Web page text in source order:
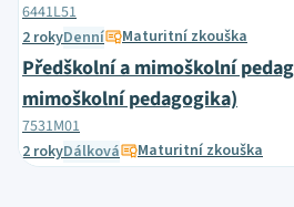
6441L51
2 rokyDenní Maturitní zkouška
Předškolní a mimoškolní
mimoškolní pedagogika)
7531M01
2 rokyDálková Maturitní zkouška